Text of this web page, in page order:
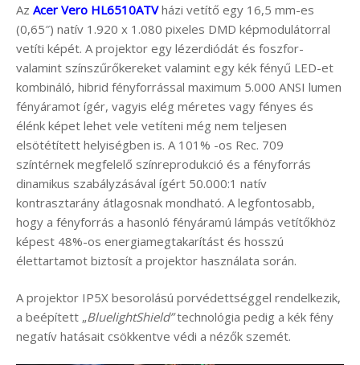
Az Acer Vero HL6510ATVházi vetítő egy 16,5 mm-es
(0,65″) natív 1.920 x 1.080 pixeles DMD képmodulátorral
vetíti képét. A projektor egy lézerdiódát és foszfor-
valamint színszűrőkereket valamint egy kék fényű LED-et
kombináló, hibrid fényforrással maximum 5.000 ANSI lumen
fényáramot ígér, vagyis elég méretes vagy fényes és
élénk képet lehet vele vetíteni még nem teljesen
elsötétített helyiségben is. A 101% -os Rec. 709
színtérnek megfelelő színreprodukció és a fényforrás
dinamikus szabályzásával ígért 50.000:1 natív
kontrasztarány átlagosnak mondható. A legfontosabb,
hogy a fényforrás a hasonló fényáramú lámpás vetítőkhöz
képest 48%-os energiamegtakarítást és hosszú
élettartamot biztosít a projektor használata során.
A projektor IP5X besorolású porvédettséggel rendelkezik,
a beépített „BluelightShield”technológia pedig a kék fény
negatív hatásait csökkentve védi a nézők szemét.